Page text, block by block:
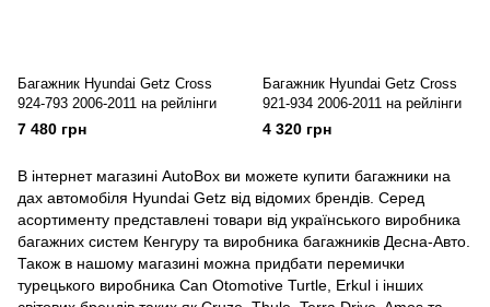
Багажник Hyundai Getz Cross
924-793 2006-2011 на рейлінги
7 480 грн
Багажник Hyundai Getz Cross
921-934 2006-2011 на рейлінги
4 320 грн
В інтернет магазині AutoBox ви можете купити багажники на
дах автомобіля Hyundai Getz від відомих брендів. Серед
асортименту представлені товари від українського виробника
багажних систем Кенгуру та виробника багажників Десна-Авто.
Також в нашому магазині можна придбати перемички
турецького виробника Can Otomotive Turtle, Erkul і інших